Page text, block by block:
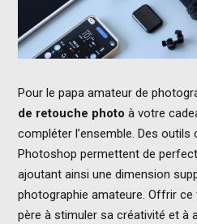
Pour le papa amateur de
de retouche photo à votre
compléter l’ensemble. Des
Photoshop permettent de
ajoutant ainsi une dimension
photographie amateure. Offrir ce
père à stimuler sa créativité et à